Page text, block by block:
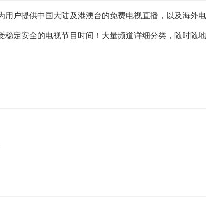
户提供中国大陆及港澳台的免费电视直播，以及海外电
定安全的电视节目时间！大量频道详细分类，随时随地